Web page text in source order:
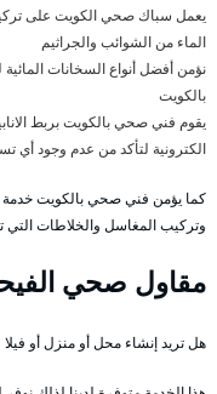
يعمل سباك صحي الكويت على
الماء من الشوائب والجراثيم
نؤمن أفضل أنواع السخانات
بالكويت
يقوم فني صحي بالكويت بربط
الكترونية لتأكد من عدم وجود أي
كما يؤمن فني صحي بالكويت خدمة
وتركيب المغاسل والخلاطات التي
مقاول صحي
هل تريد إنشاء محل أو منزل أو